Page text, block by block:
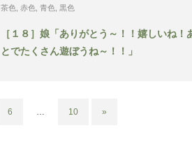
茶色 赤色 青色 黒色
［１８］娘「ありがとう～！！嬉しいね！
とでたくさん遊ぼうね～！！」
6 … 10 »